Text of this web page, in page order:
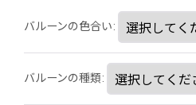
バルーンの色合い:
バルーンの種類: